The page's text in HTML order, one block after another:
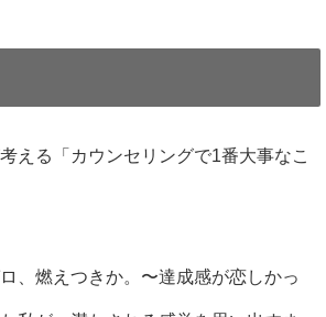
える「カウンセリングで1番大事なこ
、燃えつきか。〜達成感が恋しかっ